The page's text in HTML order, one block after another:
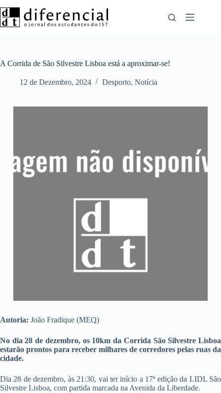
para
o
A Corrida de São Silvestre Lisboa está a aproximar-se!
12 de Dezembro, 2024 Desporto, Notícia
Autoria: João Fradique (MEQ)
No dia 28 de dezembro, os 10km da Corrida São Silvestre Lisboa
estarão prontos para receber milhares de corredores pelas ruas da
cidade.
Dia 28 de dezembro, às 21:30, vai ter início a 17ª edição da LIDL São
Silvestre Lisboa, com partida marcada na Avenida da Liberdade.